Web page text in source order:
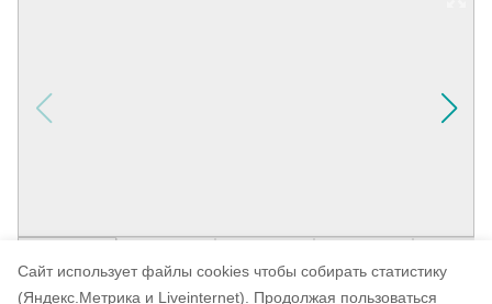
Cайт использует файлы cookies чтобы собирать статистику
(Яндекс.Метрика и Liveinternet).
Продолжая пользоваться